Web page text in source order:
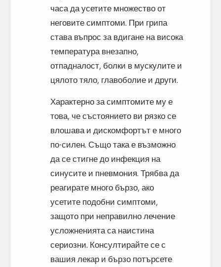
часа да усетите множество от
неговите симптоми. При грипа
става въпрос за вдигане на висока
температура внезапно,
отпадналост, болки в мускулите и
цялото тяло, главоболие и други.
Характерно за симптомите му е
това, че състоянието ви рязко се
влошава и дискомфортът е много
по-силен. Също така е възможно
да се стигне до инфекция на
синусите и пневмония. Трябва да
реагирате много бързо, ако
усетите подобни симптоми,
защото при неправилно лечение
усложненията са наистина
сериозни. Консултирайте се с
вашия лекар и бързо потърсете